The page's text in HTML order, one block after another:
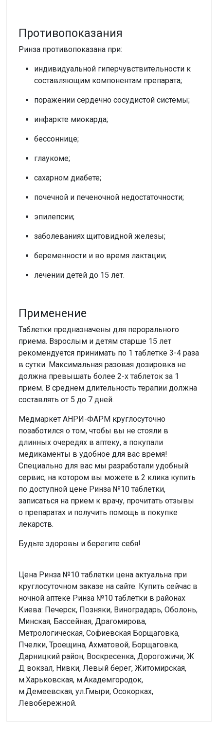
Противопоказания
Ринза противопоказана при:
индивидуальной гиперчувствительности к
составляющим компонентам препарата;
поражении сердечно сосудистой системы;
инфаркте миокарда;
бессоннице;
глаукоме;
сахарном диабете;
почечной и печеночной недостаточности;
эпилепсии;
заболеваниях щитовидной железы;
беременности и во время лактации;
лечении детей до 15 лет.
Применение
Таблетки предназначены для перорального
приема. Взрослым и детям старше 15 лет
рекомендуется принимать по 1 таблетке 3-4 раза
в сутки. Максимальная разовая дозировка не
должна превышать более 2-х таблеток за 1
прием. В среднем длительность терапии должна
составлять от 5 до 7 дней.
Медмаркет АНРИ-ФАРМ круглосуточно
позаботился о том, чтобы вы не стояли в
длинных очередях в аптеку, а покупали
медикаменты в удобное для вас время!
Специально для вас мы разработали удобный
сервис, на котором вы можете в 2 клика купить
по доступной цене Ринза №10 таблетки,
записаться на прием к врачу, прочитать отзывы
о препаратах и получить помощь в покупке
лекарств.
Будьте здоровы и берегите себя!
Цена Ринза №10 таблетки цена актуальна при
круглосуточном заказе на сайте. Купить сейчас в
ночной аптеке Ринза №10 таблетки в районах
Киева: Печерск, Позняки, Виноградарь, Оболонь,
Минская, Бассейная, Драгомирова,
Метрологическая, Софиевская Борщаговка,
Пчелки, Троещина, Ахматовой, Борщаговка,
Дарницкий район, Воскресенка, Дорогожичи, Ж
Д вокзал, Нивки, Левый берег, Житомирская,
м.Харьковская, м.Академгородок,
м.Демеевская, ул.Гмыри, Осокорках,
Левобережной.